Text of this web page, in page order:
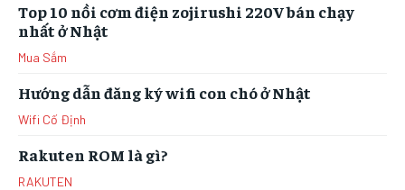
Top 10 nồi cơm điện zojirushi 220V bán chạy
nhất ở Nhật
Mua Sắm
Hướng dẫn đăng ký wifi con chó ở Nhật
Wifi Cố Định
Rakuten ROM là gì?
RAKUTEN